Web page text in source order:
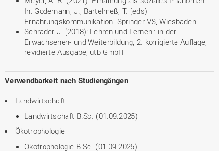
In: Godemann, J., Bartelmeß, T. (eds)
Ernährungskommunikation. Springer VS, Wiesbaden
Schrader J. (2018): Lehren und Lernen : in der
Erwachsenen- und Weiterbildung, 2. korrigierte Auflage,
revidierte Ausgabe, utb GmbH
Verwendbarkeit nach Studiengängen
Landwirtschaft
Landwirtschaft B.Sc. (01.09.2025)
Ökotrophologie
Ökotrophologie B.Sc. (01.09.2025)